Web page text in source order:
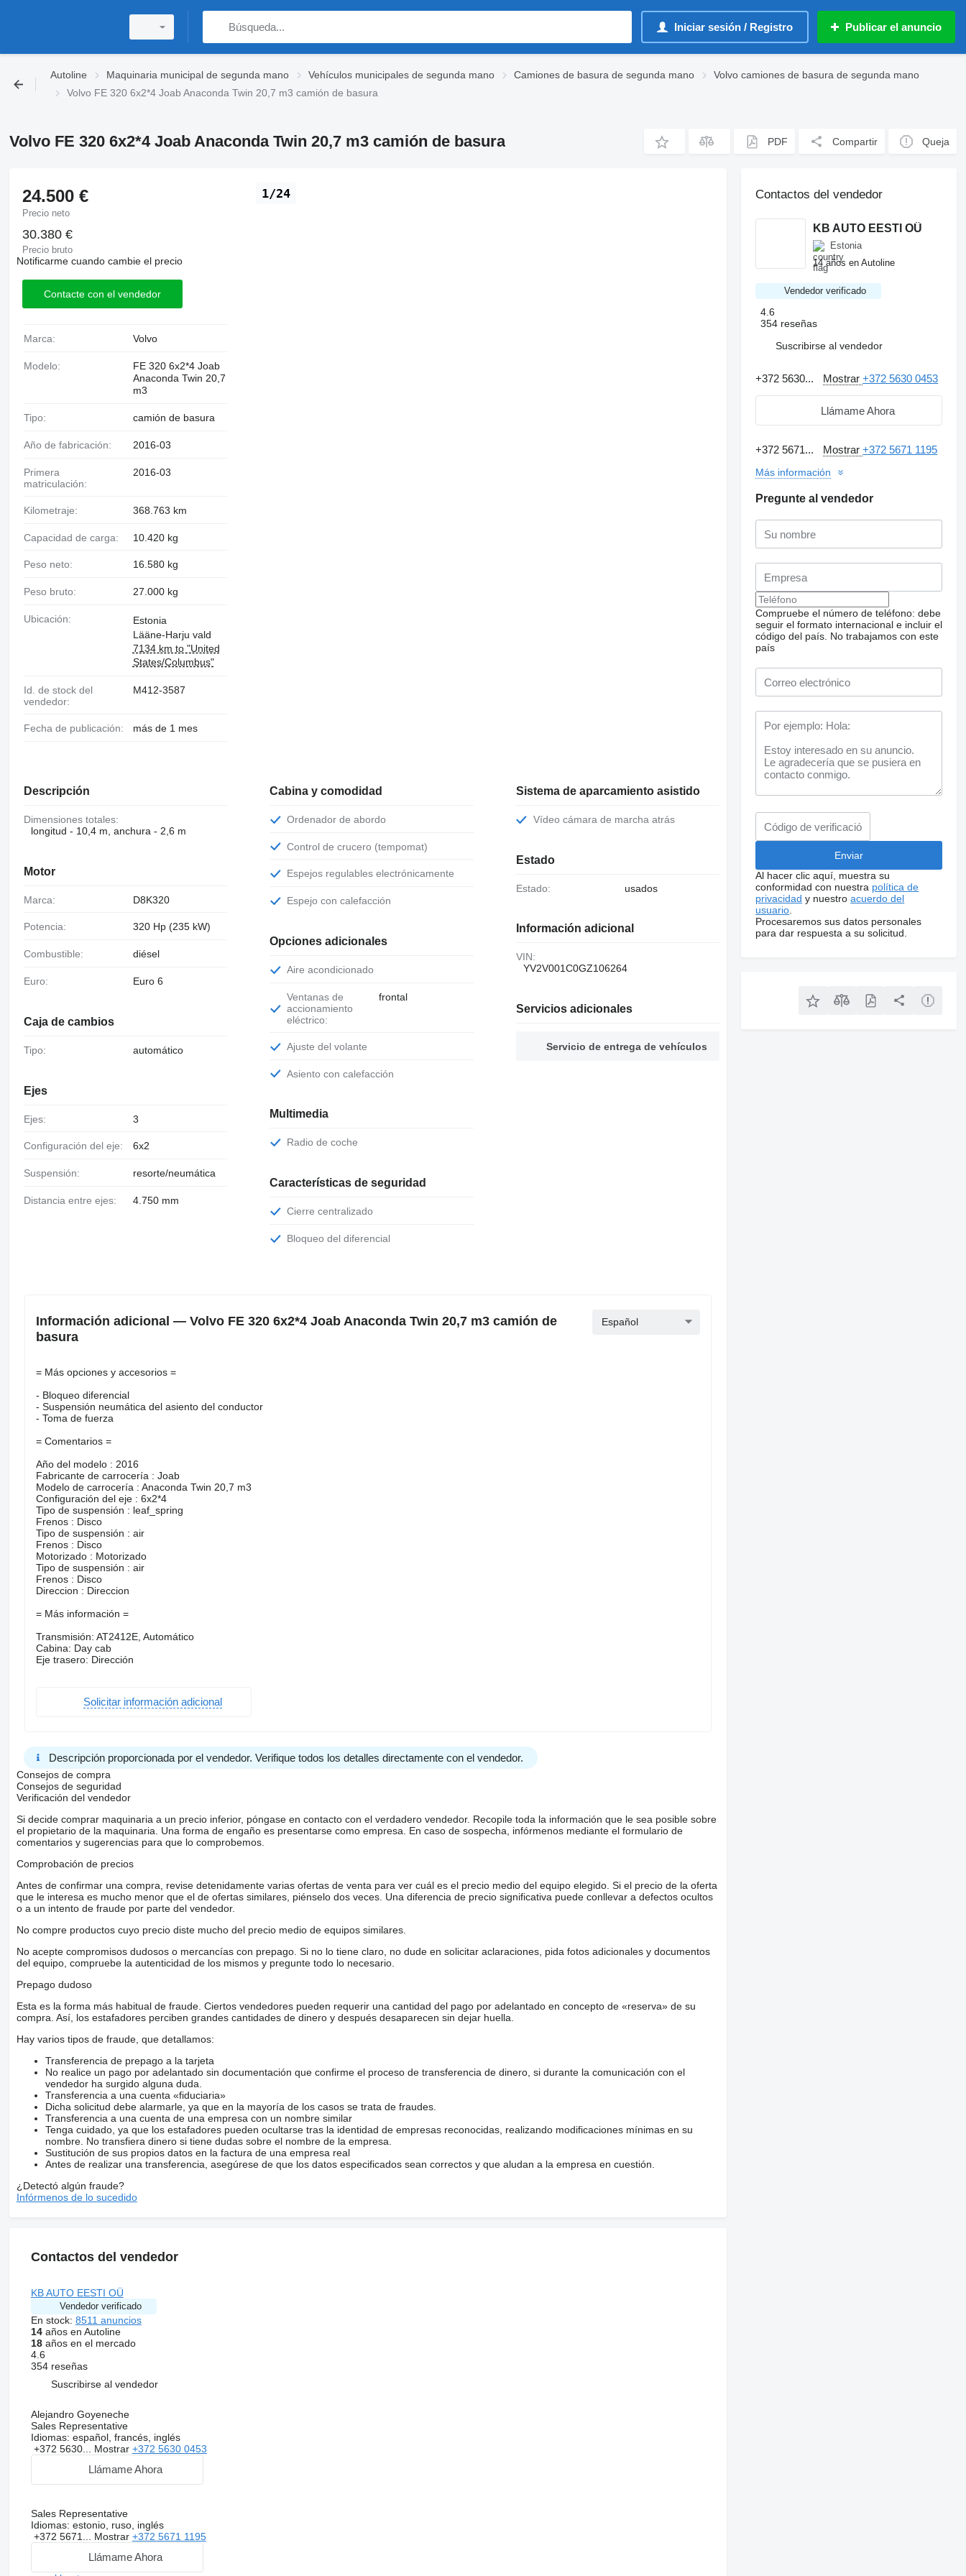
Iniciar sesión / Registro Publicar el anuncio
Autoline Maquinaria municipal de segunda mano Vehículos municipales de segunda mano Camiones de basura de segunda mano
Volvo camiones de basura de segunda mano
Volvo FE 320 6x2*4 Joab Anaconda Twin 20,7 m3 camión de basura
Volvo FE 320 6x2*4 Joab Anaconda Twin 20,7 m3 camión de basura PDF Compartir Queja
1/24
24.500 €
Precio neto
30.380 €
Precio bruto
Notificarme cuando cambie el precio
Contacte con el vendedor
Marca: Volvo
Modelo:
FE 320 6x2*4 Joab
Anaconda Twin 20,7
m3
Tipo: camión de basura
Año de fabricación: 2016-03
Primera
matriculación:
2016-03
Kilometraje: 368.763 km
Capacidad de carga: 10.420 kg
Peso neto: 16.580 kg
Peso bruto: 27.000 kg
Ubicación:
Estonia
Lääne-Harju vald
7134 km to "United
States/Columbus"
Id. de stock del
vendedor:
M412-3587
Fecha de publicación: más de 1 mes
Descripción
Dimensiones totales:
longitud - 10,4 m, anchura - 2,6 m
Motor
Marca: D8K320
Potencia: 320 Hp (235 kW)
Combustible: diésel
Euro: Euro 6
Caja de cambios
Tipo: automático
Ejes
Ejes: 3
Configuración del eje: 6x2
Suspensión: resorte/neumática
Distancia entre ejes: 4.750 mm
Cabina y comodidad
Ordenador de abordo
Control de crucero (tempomat)
Espejos regulables electrónicamente
Espejo con calefacción
Opciones adicionales
Aire acondicionado
Ventanas de
accionamiento
eléctrico:
frontal
Ajuste del volante
Asiento con calefacción
Multimedia
Radio de coche
Características de seguridad
Cierre centralizado
Bloqueo del diferencial
Sistema de aparcamiento asistido
Vídeo cámara de marcha atrás
Estado
Estado: usados
Información adicional
VIN:
YV2V001C0GZ106264
Servicios adicionales
Servicio de entrega de vehículos
Información adicional — Volvo FE 320 6x2*4 Joab Anaconda Twin 20,7 m3 camión de
basura
Español
= Más opciones y accesorios =
- Bloqueo diferencial
- Suspensión neumática del asiento del conductor
- Toma de fuerza
= Comentarios =
Año del modelo : 2016
Fabricante de carrocería : Joab
Modelo de carrocería : Anaconda Twin 20,7 m3
Configuración del eje : 6x2*4
Tipo de suspensión : leaf_spring
Frenos : Disco
Tipo de suspensión : air
Frenos : Disco
Motorizado : Motorizado
Tipo de suspensión : air
Frenos : Disco
Direccion : Direccion
= Más información =
Transmisión: AT2412E, Automático
Cabina: Day cab
Eje trasero: Dirección
Solicitar información adicional
Descripción proporcionada por el vendedor. Verifique todos los detalles directamente con el vendedor.
Consejos de compra
Consejos de seguridad
Verificación del vendedor
Si decide comprar maquinaria a un precio inferior, póngase en contacto con el verdadero vendedor. Recopile toda la información que le sea posible sobre
el propietario de la maquinaria. Una forma de engaño es presentarse como empresa. En caso de sospecha, infórmenos mediante el formulario de
comentarios y sugerencias para que lo comprobemos.
Comprobación de precios
Antes de confirmar una compra, revise detenidamente varias ofertas de venta para ver cuál es el precio medio del equipo elegido. Si el precio de la oferta
que le interesa es mucho menor que el de ofertas similares, piénselo dos veces. Una diferencia de precio significativa puede conllevar a defectos ocultos
o a un intento de fraude por parte del vendedor.
No compre productos cuyo precio diste mucho del precio medio de equipos similares.
No acepte compromisos dudosos o mercancías con prepago. Si no lo tiene claro, no dude en solicitar aclaraciones, pida fotos adicionales y documentos
del equipo, compruebe la autenticidad de los mismos y pregunte todo lo necesario.
Prepago dudoso
Esta es la forma más habitual de fraude. Ciertos vendedores pueden requerir una cantidad del pago por adelantado en concepto de «reserva» de su
compra. Así, los estafadores perciben grandes cantidades de dinero y después desaparecen sin dejar huella.
Hay varios tipos de fraude, que detallamos:
Transferencia de prepago a la tarjeta
No realice un pago por adelantado sin documentación que confirme el proceso de transferencia de dinero, si durante la comunicación con el
vendedor ha surgido alguna duda.
Transferencia a una cuenta «fiduciaria»
Dicha solicitud debe alarmarle, ya que en la mayoría de los casos se trata de fraudes.
Transferencia a una cuenta de una empresa con un nombre similar
Tenga cuidado, ya que los estafadores pueden ocultarse tras la identidad de empresas reconocidas, realizando modificaciones mínimas en su
nombre. No transfiera dinero si tiene dudas sobre el nombre de la empresa.
Sustitución de sus propios datos en la factura de una empresa real
Antes de realizar una transferencia, asegúrese de que los datos especificados sean correctos y que aludan a la empresa en cuestión.
¿Detectó algún fraude?
Infórmenos de lo sucedido
Contactos del vendedor
KB AUTO EESTI OÜ
Vendedor verificado
En stock: 8511 anuncios
14años en Autoline
18años en el mercado
4.6
354 reseñas
Suscribirse al vendedor
Alejandro Goyeneche
Sales Representative
Idiomas: español, francés, inglés
+372 5630... Mostrar +372 5630 0453
Llámame Ahora
Sales Representative
Idiomas: estonio, ruso, inglés
+372 5671... Mostrar +372 5671 1195
Llámame Ahora
Contactos del vendedor
KB AUTO EESTI OÜ
Estonia
14 años en Autoline
Vendedor verificado
4.6
354 reseñas
Suscribirse al vendedor
+372 5630... Mostrar+372 5630 0453
Llámame Ahora
+372 5671... Mostrar+372 5671 1195
Más información
Pregunte al vendedor
Compruebe el número de teléfono: debe
seguir el formato internacional e incluir el
código del país. No trabajamos con este
país
Al hacer clic aquí, muestra su
conformidad con nuestra política de
privacidad y nuestroacuerdo del
usuario
Procesaremos sus datos personales
para dar respuesta a su solicitud.